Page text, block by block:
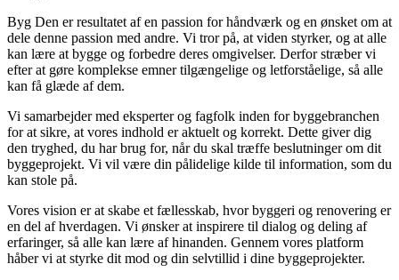
Byg Den er resultatet af en passion for håndværk og en ønsket om at
dele denne passion med andre. Vi tror på, at viden styrker, og at alle
kan lære at bygge og forbedre deres omgivelser. Derfor stræber vi
efter at gøre komplekse emner tilgængelige og letforståelige, så alle
kan få glæde af dem.
Vi samarbejder med eksperter og fagfolk inden for byggebranchen
for at sikre, at vores indhold er aktuelt og korrekt. Dette giver dig
den tryghed, du har brug for, når du skal træffe beslutninger om dit
byggeprojekt. Vi vil være din pålidelige kilde til information, som du
kan stole på.
Vores vision er at skabe et fællesskab, hvor byggeri og renovering er
en del af hverdagen. Vi ønsker at inspirere til dialog og deling af
erfaringer, så alle kan lære af hinanden. Gennem vores platform
håber vi at styrke dit mod og din selvtillid i dine byggeprojekter.